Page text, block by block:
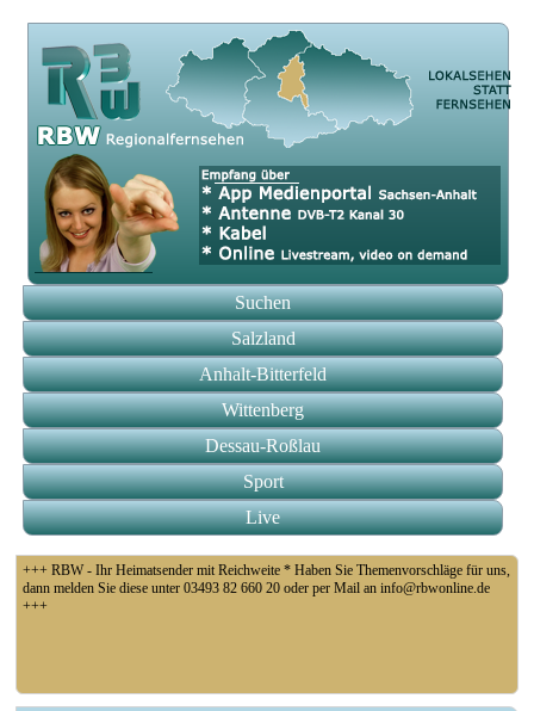
Suchen
Salzland
Anhalt-Bitterfeld
Wittenberg
Dessau-Roßlau
Sport
Live
+++ RBW - Ihr Heimatsender mit Reichweite * Haben Sie Themenvorschläge für uns,
dann melden Sie diese unter 03493 82 660 20 oder per Mail an info@rbwonline.de
+++
+++ Fußball Oberliga Süd 1. Spieltag: SG Union Sandersdorf - VfB 1921 Krieschow,